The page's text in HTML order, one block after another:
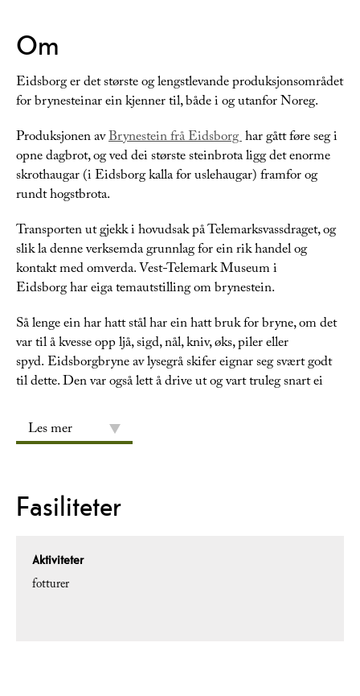
Om
Eidsborg er det største og lengstlevande produksjonsområdet
for brynesteinar ein kjenner til, både i og utanfor Noreg.
Produksjonen avBrynestein frå Eidsborghar gått føre seg i
opne dagbrot, og ved dei største steinbrota ligg det enorme
skrothaugar (i Eidsborg kalla for uslehaugar) framfor og
rundt hogstbrota.
Transporten ut gjekk i hovudsak på Telemarksvassdraget, og
slik la denne verksemda grunnlag for ein rik handel og
kontakt med omverda. Vest-Telemark Museum i
Eidsborg har eiga temautstilling om brynestein.
Så lenge ein har hatt stål har ein hatt bruk for bryne, om det
var til å kvesse opp ljå, sigd, nål, kniv, øks, piler eller
spyd. Eidsborgbryne av lysegrå skifer eignar seg svært godt
til dette. Den var også lett å drive ut og vart truleg snart ei
Les mer
Fasiliteter
Aktiviteter
fotturer